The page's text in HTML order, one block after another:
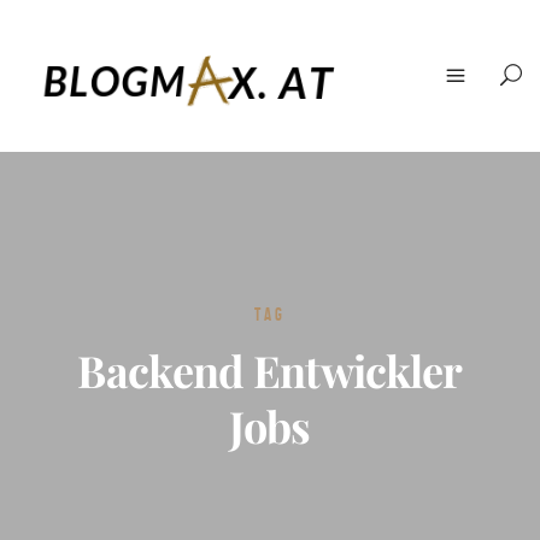
TAG
Backend Entwickler
Jobs